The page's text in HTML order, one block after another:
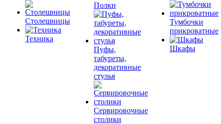
Столешницы
Техника
Полки
Пуфы,
табуреты,
декоративные
стулья
Сервировочные
столики
Тумбочки
прикроватные
Шкафы